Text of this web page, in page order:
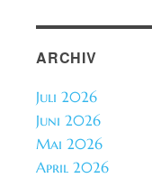
ARCHIV
Juli 2026
Juni 2026
Mai 2026
April 2026